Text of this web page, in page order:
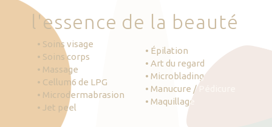
'essence de la beauté
• Soins visage
• Soins corps
• Massage
• Cellum6 de LPG
• Microdermabrasion
• Jet peel
• Épilation
• Art du regard
• Microblading
• Manucure / Pédicure
• Maquillage